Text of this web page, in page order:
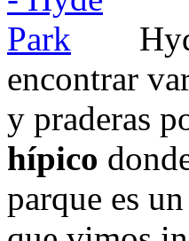
encontrar
y praderas
hípico
parque es